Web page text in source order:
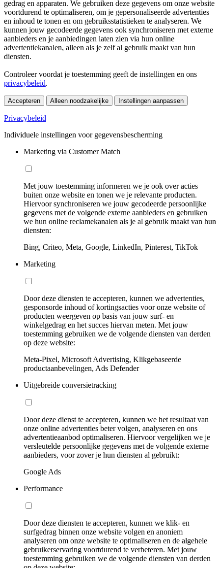
gedrag en apparaten. We gebruiken deze gegevens om onze website
voortdurend te optimaliseren, om je gepersonaliseerde advertenties
en inhoud te tonen en om gebruiksstatistieken te analyseren. We
kunnen jouw gecodeerde gegevens ook synchroniseren met externe
aanbieders en je aanbiedingen laten zien via hun online
advertentiekanalen, alleen als je zelf al gebruik maakt van hun
diensten.
Controleer voordat je toestemming geeft de instellingen en ons
privacybeleid.
Accepteren Alleen noodzakelijke Instellingen aanpassen
Privacybeleid
Individuele instellingen voor gegevensbescherming
Marketing via Customer Match
Met jouw toestemming informeren we je ook over acties
buiten onze website en tonen we je relevante producten.
Hiervoor synchroniseren we jouw gecodeerde persoonlijke
gegevens met de volgende externe aanbieders en gebruiken
we hun online reclamekanalen als je al gebruik maakt van hun
diensten:
Bing, Criteo, Meta, Google, LinkedIn, Pinterest, TikTok
Marketing
Door deze diensten te accepteren, kunnen we advertenties,
gesponsorde inhoud of kortingsacties voor onze website of
producten weergeven op basis van jouw surf- en
winkelgedrag en het succes hiervan meten. Met jouw
toestemming gebruiken we de volgende diensten van derden
op deze website:
Meta-Pixel, Microsoft Advertising, Klikgebaseerde
productaanbevelingen, Ads Defender
Uitgebreide conversietracking
Door deze dienst te accepteren, kunnen we het resultaat van
onze online advertenties beter volgen, analyseren en ons
advertentieaanbod optimaliseren. Hiervoor vergelijken we je
versleutelde persoonlijke gegevens met de volgende externe
aanbieders, voor zover je hun diensten al gebruikt:
Google Ads
Performance
Door deze diensten te accepteren, kunnen we klik- en
surfgedrag binnen onze website volgen en anoniem
analyseren om onze website te optimaliseren en de algehele
gebruikerservaring voortdurend te verbeteren. Met jouw
toestemming gebruiken we de volgende diensten van derden